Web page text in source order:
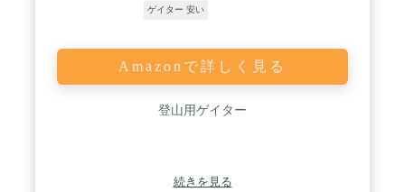
ゲイター 安い
Amazonで詳しく見る
登山用ゲイター
続きを見る